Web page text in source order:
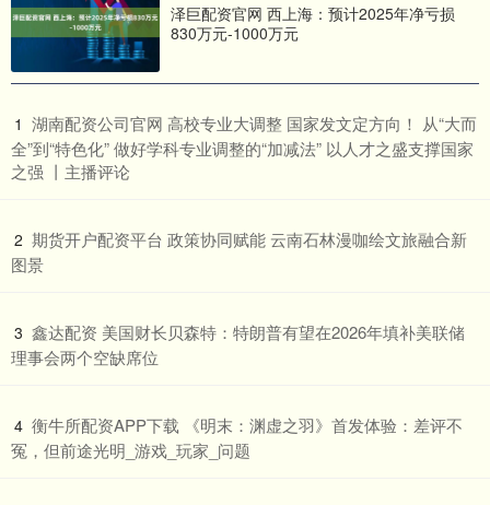
泽巨配资官网 西上海：预计2025年净亏损
830万元-1000万元
1 ​湖南配资公司官网 高校专业大调整 国家发文定方向​！ 从“大而
全”到“特色化” 做好学科专业调整的“加减法” 以人才之盛支撑国家
之强 丨主播评论
2 ​期货开户配资平台 政策协同赋能 云南石林漫咖绘文旅融合新
图景
3 ​鑫达配资 美国财长贝森特：特朗普有望在2026年填补美联储
理事会两个空缺席位
4 ​衡牛所配资APP下载 《明末：渊虚之羽》首发体验：差评不
冤，但前途光明_游戏_玩家_问题